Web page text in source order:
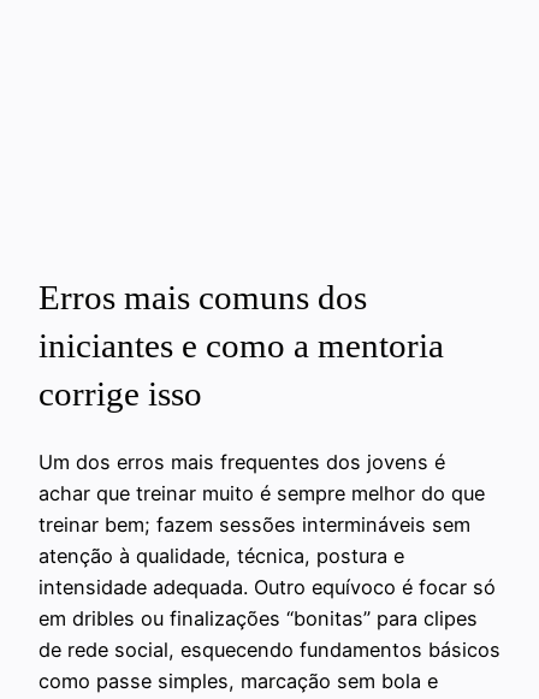
Erros mais comuns dos
iniciantes e como a mentoria
corrige isso
Um dos erros mais frequentes dos jovens é
achar que treinar muito é sempre melhor do que
treinar bem; fazem sessões intermináveis sem
atenção à qualidade, técnica, postura e
intensidade adequada. Outro equívoco é focar só
em dribles ou finalizações “bonitas” para clipes
de rede social, esquecendo fundamentos básicos
como passe simples, marcação sem bola e